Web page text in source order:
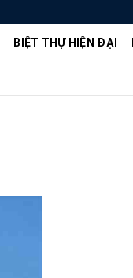
BIỆT THỰ HIỆN ĐẠI